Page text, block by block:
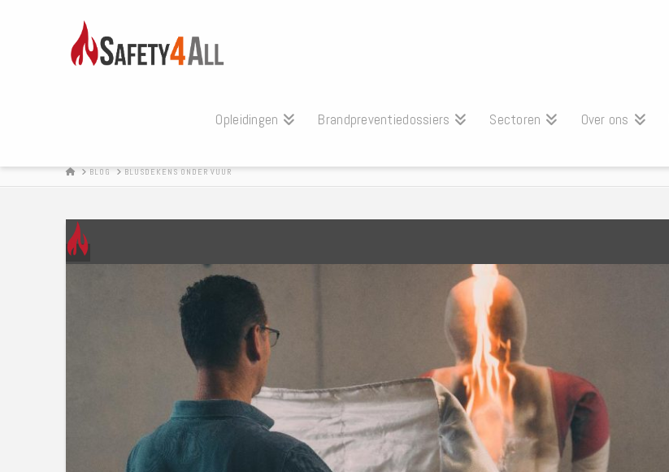
Opleidingen Brandpreventiedossiers Sectoren Over ons
HOMEBLOG BLUSDEKENS ONDER VUUR